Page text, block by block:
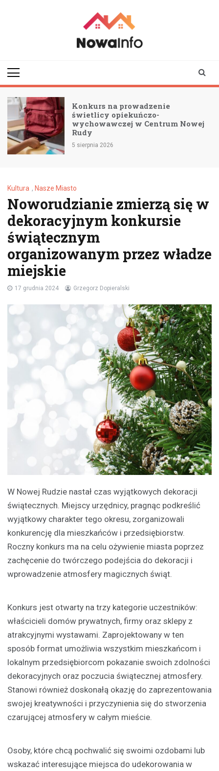
Konkurs na prowadzenie
świetlicy opiekuńczo-
wychowawczej w Centrum Nowej
Rudy
5 sierpnia 2026
Kultura , Nasze Miasto
Noworudzianie zmierzą się w
dekoracyjnym konkursie
świątecznym
organizowanym przez władze
miejskie
17 grudnia 2024 Grzegorz Dopieralski
W Nowej Rudzie nastał czas wyjątkowych dekoracji
świątecznych. Miejscy urzędnicy, pragnąc podkreślić
wyjątkowy charakter tego okresu, zorganizowali
konkurencję dla mieszkańców i przedsiębiorstw.
Roczny konkurs ma na celu ożywienie miasta poprzez
zachęcenie do twórczego podejścia do dekoracji i
wprowadzenie atmosfery magicznych świąt.
Konkurs jest otwarty na trzy kategorie uczestników:
właścicieli domów prywatnych, firmy oraz sklepy z
atrakcyjnymi wystawami. Zaprojektowany w ten
sposób format umożliwia wszystkim mieszkańcom i
lokalnym przedsiębiorcom pokazanie swoich zdolności
dekoracyjnych oraz poczucia świątecznej atmosfery.
Stanowi również doskonałą okazję do zaprezentowania
swojej kreatywności i przyczynienia się do stworzenia
czarującej atmosfery w całym mieście.
Osoby, które chcą pochwalić się swoimi ozdobami lub
wskazać interesujące miejsca do udekorowania w